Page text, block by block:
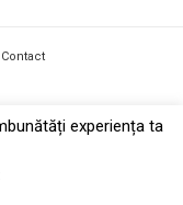
Contact
experiența ta